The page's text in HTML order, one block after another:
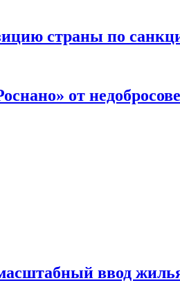
страны по
от
ввод